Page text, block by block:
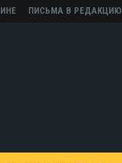
ПИСЬМА В РЕДАКЦИЮ